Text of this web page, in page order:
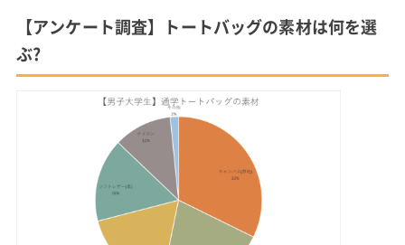
【アンケート調査】トートバッグの素材は何を選
ぶ?